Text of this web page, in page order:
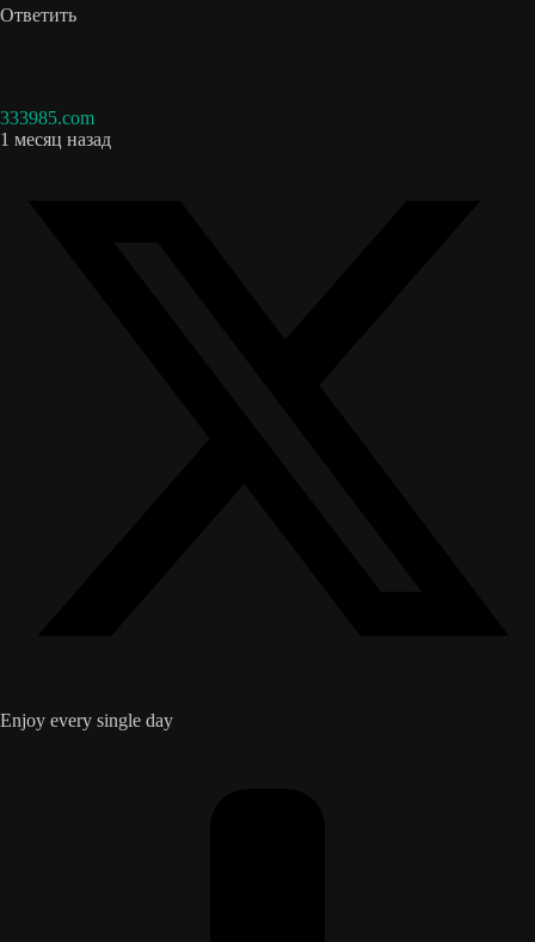
Ответить
333985.com
1 месяц назад
Enjoy every single day